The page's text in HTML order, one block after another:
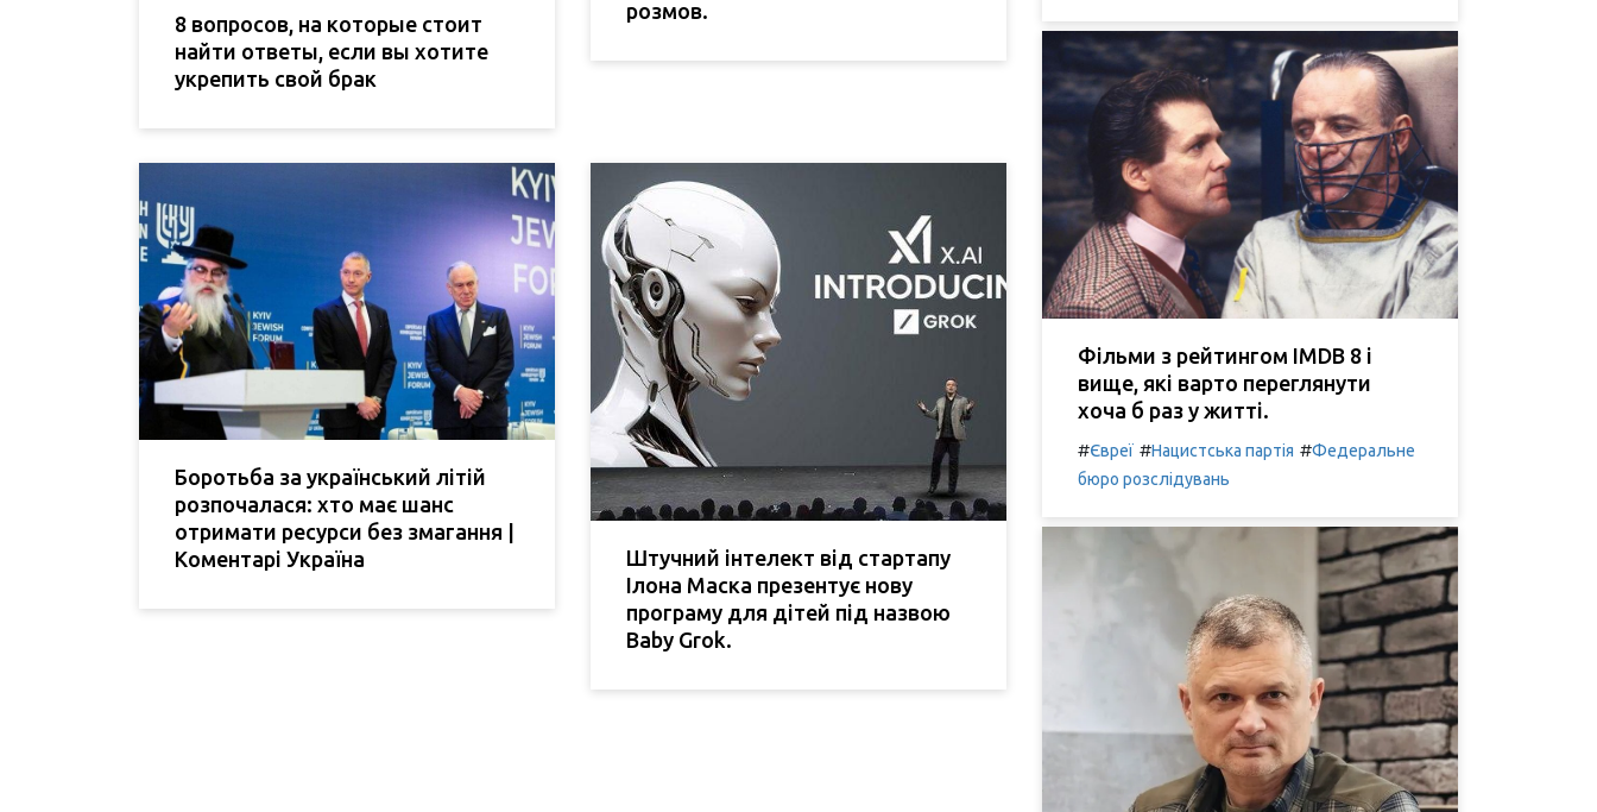
8 вопросов, на которые стоит
найти ответы, если вы хотите
укрепить свой брак
розмов.
Боротьба за український літій
розпочалася: хто має шанс
отримати ресурси без змагання |
Коментарі Україна
Штучний інтелект від стартапу
Ілона Маска презентує нову
програму для дітей під назвою
Baby Grok.
Фільми з рейтингом IMDB 8 і
вище, які варто переглянути
хоча б раз у житті.
#Євреї #Нацистська партія #Федеральне
бюро розслідувань